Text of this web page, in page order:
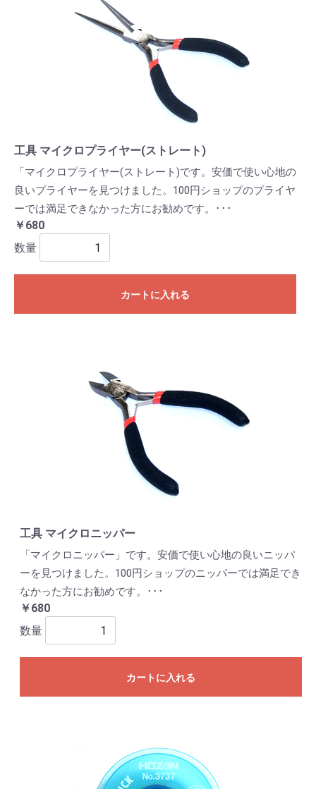
工具 マイクロプライヤー(ストレート)
「マイクロプライヤー(ストレート)です。安価で使い心地の
良いプライヤーを見つけました。100円ショップのプライヤ
ーでは満足できなかった方にお勧めです。･･･
￥680
数量
カートに入れる
工具 マイクロニッパー
「マイクロニッパー」です。安価で使い心地の良いニッパ
ーを見つけました。100円ショップのニッパーでは満足でき
なかった方にお勧めです。･･･
￥680
数量
カートに入れる